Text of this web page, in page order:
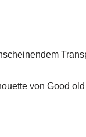
von Good